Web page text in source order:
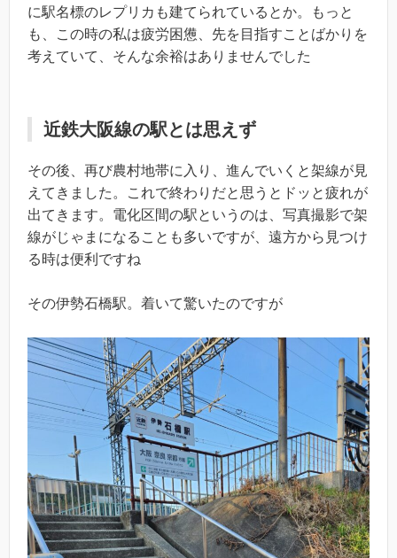
に駅名標のレプリカも建てられているとか。もっと
も、この時の私は疲労困憊、先を目指すことばかりを
考えていて、そんな余裕はありませんでした
近鉄大阪線の駅とは思えず
その後、再び農村地帯に入り、進んでいくと架線が見
えてきました。これで終わりだと思うとドッと疲れが
出てきます。電化区間の駅というのは、写真撮影で架
線がじゃまになることも多いですが、遠方から見つけ
る時は便利ですね
その伊勢石橋駅。着いて驚いたのですが